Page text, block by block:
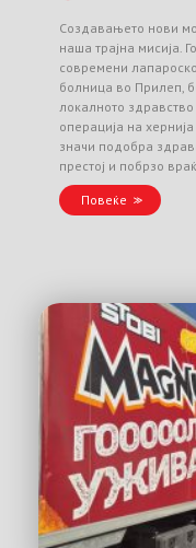
Создавањето нови
наша трајна мисија.
современи
болница во Прилеп,
локалното
операција на
значи подобра
престој и побрзо
Повеќе